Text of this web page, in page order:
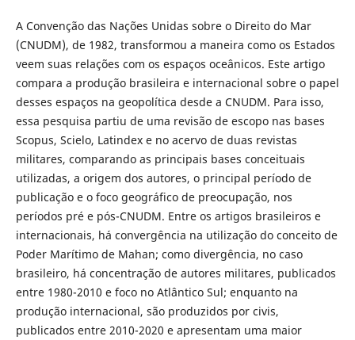
A Convenção das Nações Unidas sobre o Direito do Mar
(CNUDM), de 1982, transformou a maneira como os Estados
veem suas relações com os espaços oceânicos. Este artigo
compara a produção brasileira e internacional sobre o papel
desses espaços na geopolítica desde a CNUDM. Para isso,
essa pesquisa partiu de uma revisão de escopo nas bases
Scopus, Scielo, Latindex e no acervo de duas revistas
militares, comparando as principais bases conceituais
utilizadas, a origem dos autores, o principal período de
publicação e o foco geográfico de preocupação, nos
períodos pré e pós-CNUDM. Entre os artigos brasileiros e
internacionais, há convergência na utilização do conceito de
Poder Marítimo de Mahan; como divergência, no caso
brasileiro, há concentração de autores militares, publicados
entre 1980-2010 e foco no Atlântico Sul; enquanto na
produção internacional, são produzidos por civis,
publicados entre 2010-2020 e apresentam uma maior